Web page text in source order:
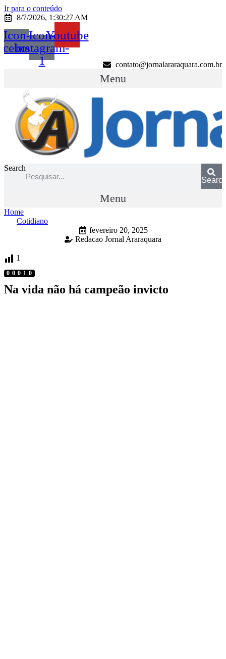
Ir para o conteúdo
8/7/2026, 1:30:27 AM
Icon-Icon-
instagram-
1
Youtube
contato@jornalararaquara.com.br
Menu
Search
Menu
Home
Cotidiano
fevereiro 20, 2025
Redacao Jornal Araraquara
1
00010
Na vida não há campeão invicto